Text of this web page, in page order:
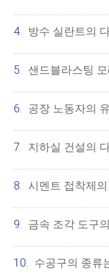
방수 실란트의
샌드블라스팅
공장 노동자의
지하실 건설의
시멘트 접착제
금속 조각 도구
수공구의 종류